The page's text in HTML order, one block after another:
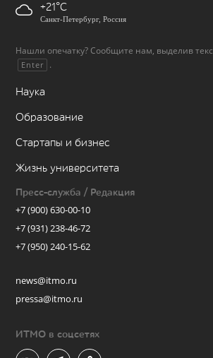
+21
Санкт-Петербург, Россия
Нашли опечатку? Сообщите нам, выделив
Enter .
Наука
Образование
Стартапы и бизнес
Жизнь университета
Пресс-служба / Редакция
+7 (900) 630-00-10
+7 (931) 238-46-72
+7 (950) 240-15-62
news@itmo.ru
pressa@itmo.ru
ИТМО в соцсетях